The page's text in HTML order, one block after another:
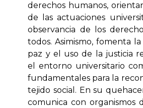
derechos humanos,
de las actuaciones
observancia de los
todos. Asimismo, fomenta
paz y el uso de la justicia
el entorno universitario
fundamentales para la
tejido social. En su
comunica con organismos